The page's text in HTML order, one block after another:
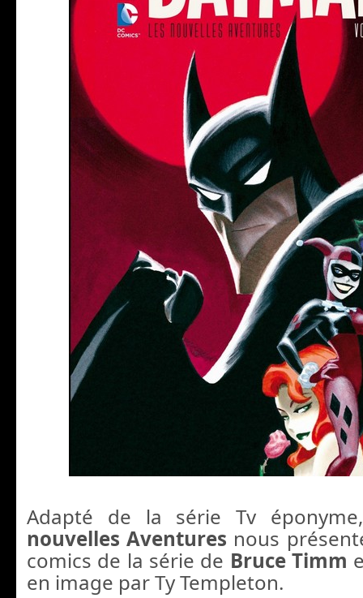
Adapté de la série Tv
nouvelles Aventures nous
comics de la série de Bruce Timm
en image par Ty Templeton.